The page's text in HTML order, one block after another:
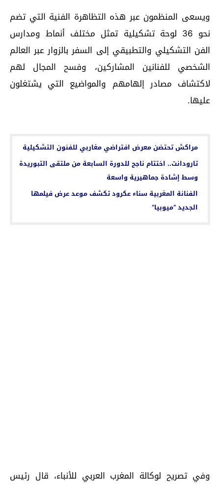
ويسعى المنظمون عبر هذه التظاهرة الفنية التي تضم
نحو 36 لوحة تشكيلية تمثل مختلف أنماط ومدارس
الفن التشكيلي والتطبيقي إلى السفر بالزوار عبر العالم
الشخصي للفنانين المشاركين، وفسح المجال لهم
لاكتشاف مصادر إلهامهم والمواضيع التي يشتغلون
عليها.
مراكش تحتضن معرض افتراضي مغاربي للفنون التشكيلية
تارودانت.. اختتام ناجح للدورة السابعة من ملتقى التبوريدة
وسط إشادة جماهيرية واسعة
الفنانة المغربية سناء عكرود تكشف موعد عرض فيلمها
الجديد “ميوبيا”
وفي تصريح لوكالة المغرب العربي للأنباء، قال رئيس